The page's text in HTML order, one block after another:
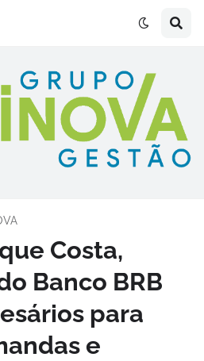
Costa,
Banco BRB
para
e